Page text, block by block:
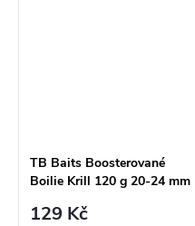
TB Baits Boosterované
Boilie Krill 120 g 20-24 mm
129 Kč